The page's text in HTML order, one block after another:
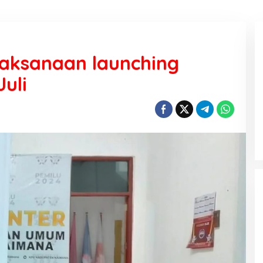
launching
KEMARAU, ANTARA SUNNATULLAH
DAN MUHASABAH